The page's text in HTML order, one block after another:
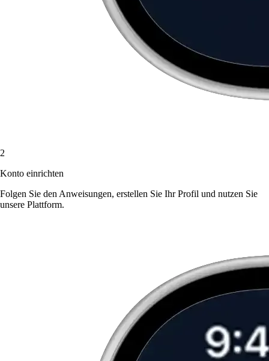
2
Konto einrichten
Folgen Sie den Anweisungen, erstellen Sie Ihr Profil und nutzen Sie
unsere Plattform.